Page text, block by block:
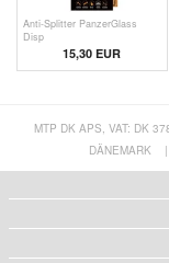
Anti-Splitter PanzerGlass
Disp
15,30 EUR
MTP DK APS, VAT: DK
DÄNEMARK
|